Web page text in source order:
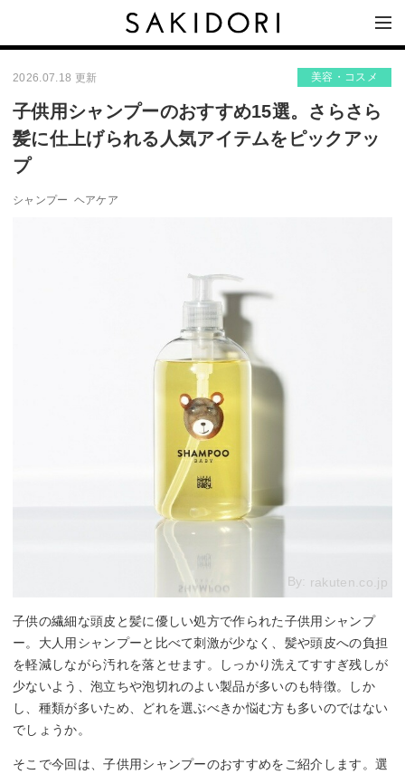
2026.07.18 更新 美容・コスメ
子供用シャンプーのおすすめ15選。さらさら
髪に仕上げられる人気アイテムをピックアッ
プ
シャンプー ヘアケア
By: rakuten.co.jp
子供の繊細な頭皮と髪に優しい処方で作られた子供用シャンプ
ー。大人用シャンプーと比べて刺激が少なく、髪や頭皮への負担
を軽減しながら汚れを落とせます。しっかり洗えてすすぎ残しが
少ないよう、泡立ちや泡切れのよい製品が多いのも特徴。しか
し、種類が多いため、どれを選ぶべきか悩む方も多いのではない
でしょうか。
そこで今回は、子供用シャンプーのおすすめをご紹介します。選